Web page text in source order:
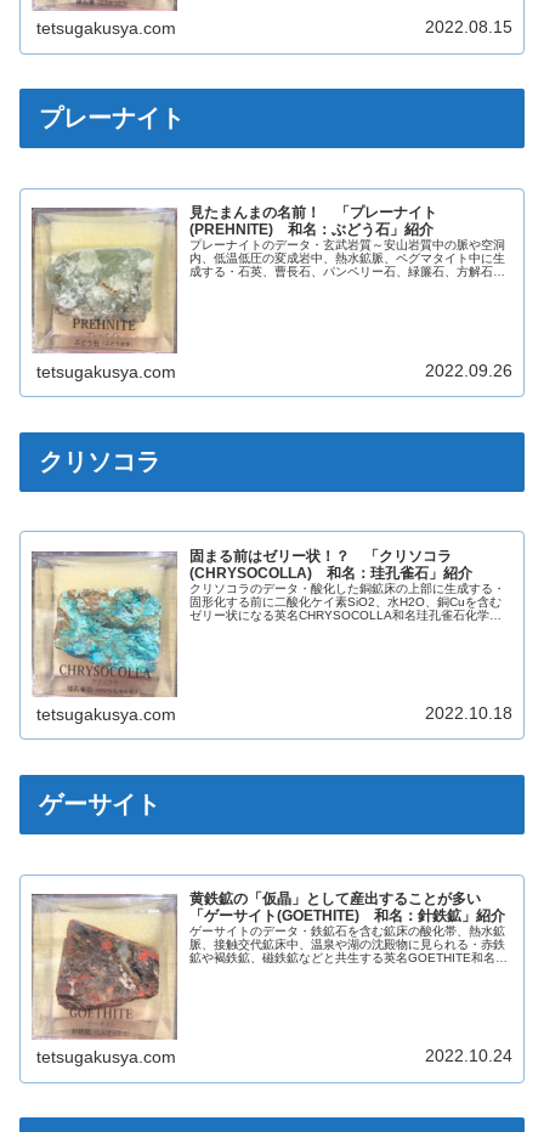
tetsugakusya.com 2022.08.15
プレーナイト
見たまんまの名前！ 「プレーナイト
(PREHNITE) 和名：ぶどう石」紹介
プレーナイトのデータ・玄武岩質～安山岩質中の脈や空洞
内、低温低圧の変成岩中、熱水鉱脈、ペグマタイト中に生
成する・石英、曹長石、パンペリー石、緑簾石、方解石な
tetsugakusya.com 2022.09.26
クリソコラ
固まる前はゼリー状！？ 「クリソコラ
(CHRYSOCOLLA) 和名：珪孔雀石」紹介
クリソコラのデータ・酸化した銅鉱床の上部に生成する・
固形化する前に二酸化ケイ素SiO2、水H2O、銅Cuを含む
ゼリー状になる英名CHRYSOCOLLA和名珪孔雀石化学組
tetsugakusya.com 2022.10.18
ゲーサイト
黄鉄鉱の「仮晶」として産出することが多い
「ゲーサイト(GOETHITE) 和名：針鉄鉱」紹介
ゲーサイトのデータ・鉄鉱石を含む鉱床の酸化帯、熱水鉱
脈、接触交代鉱床中、温泉や湖の沈殿物に見られる・赤鉄
鉱や褐鉄鉱、磁鉄鉱などと共生する英名GOETHITE和名針
tetsugakusya.com 2022.10.24